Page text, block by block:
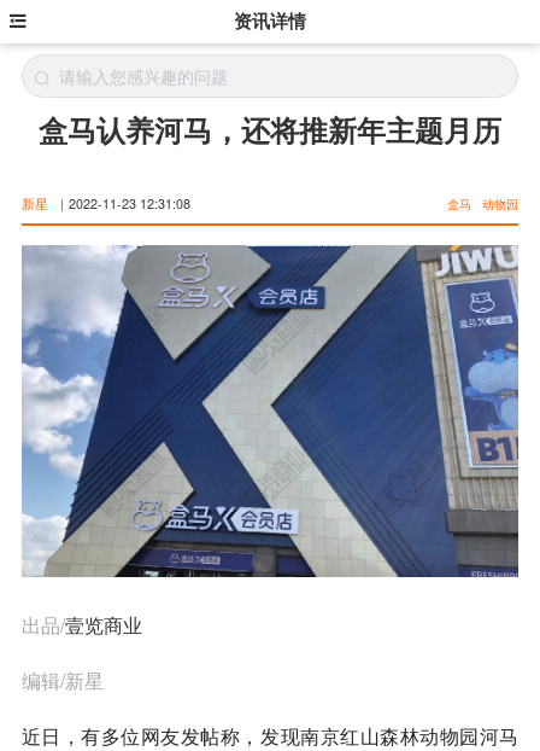
资讯详情
盒马认养河马，还将推新年主题月历
新星 | 2022-11-23 12:31:08 盒马 动物园
出品/壹览商业
编辑/新星
近日，有多位网友发帖称，发现南京红山森林动物园河马